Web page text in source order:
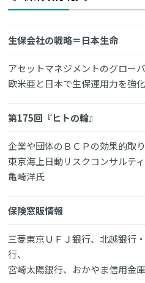
生保会社の戦略＝日本生命
アセットマネジメントのグロー
欧米亜と日本で生保運用力を強
第175回『ヒトの輪』
企業や団体のＢＣＰの効果的取
東京海上日動リスクコンサルテ
亀崎洋氏
保険窓販情報
三菱東京ＵＦＪ銀行、北越銀行
行、
宮崎太陽銀行、おかやま信用金